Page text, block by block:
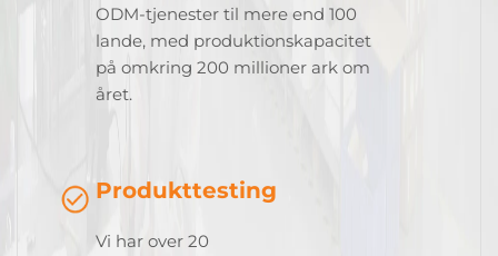
ODM-tjenester til mere end 100
lande, med produktionskapacitet
på omkring 200 millioner ark om
året.
Produkttesting
Vi har over 20